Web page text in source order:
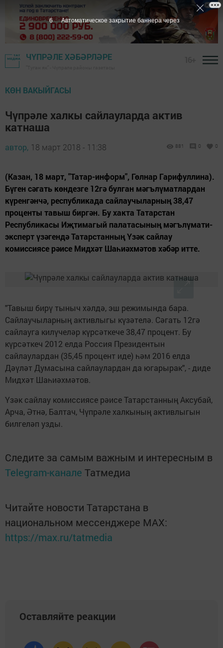
ЧҮПРӘЛЕ ХӘБӘРЛӘРЕ
КӨН ВАКЫЙГАСЫ
Чүпрәле халкы сайлауларда актив
катнаша
автор, 18 март 2018 - 11:38 881 0 0
(Казан, 18 март, "Татар-информ", Гөлнар Гарифуллина).
Бүген сәгать көндезге 12гә булган мәгълүматлардан
күренгәнчә, республикада сайлаучыларның 38,47
проценты тавыш биргән. Бу хакта Татарстан
Республикасы Иҗтимагый палатасының мәгълүмати-
эксперт үзәгендә Татарстанның Үзәк сайлау
комиссиясе рәисе Мидхәт Шаһиәхмәтов хәбәр итте.
"Тавыш бирү тыныч хәлдә, эш режимында бара.
Сайлаучыларның активлыгы күзәтелә. Сәгать 12гә
сайлауга килүчеләр күрсәткече 38,47 процент. Бу
күрсәткеч 2012 елда Россия Президентын
сайлаулардан (35,45 процент иде) һәм 2016 елда
Дәүләт Думасына сайлаулардан да югарырак", - диде
Мидхәт Шаһиәхмәтов.
Үзәк сайлау комиссиясе рәисе Татарстанның Аксубай,
Арча, Әтнә, Балтач, Чүпрәле халкының активлыгын
билгеләп узды.
Следите за самым важным и интересным в
Telegram-канале Татмедиа
Читайте новости Татарстана в
национальном мессенджере MАХ:
https://max.ru/tatmedia
Оставляйте реакции
5 Автоматическое закрытие баннера через